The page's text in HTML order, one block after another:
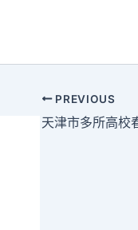
PREVIOUS